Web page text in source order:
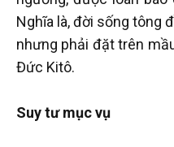
Nghĩa là, đời sống tông
nhưng phải đặt trên
Đức Kitô.
Suy tư mục vụ